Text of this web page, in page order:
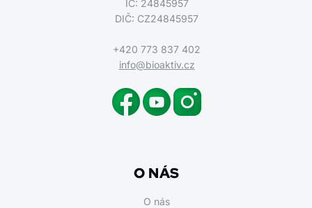
IČ: 24845957
DIČ: CZ24845957
+420 773 837 402
info@bioaktiv.cz
O NÁS
O nás